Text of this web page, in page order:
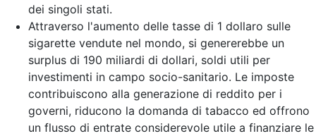
dei singoli stati.
Attraverso l'aumento delle tasse di 1 dollaro sulle
sigarette vendute nel mondo, si genererebbe un
surplus di 190 miliardi di dollari, soldi utili per
investimenti in campo socio-sanitario. Le imposte
contribuiscono alla generazione di reddito per i
governi, riducono la domanda di tabacco ed offrono
un flusso di entrate considerevole utile a finanziare le